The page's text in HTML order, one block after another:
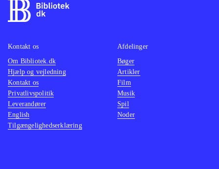
Kontakt os
Om Bibliotek.dk
Hjælp og vejledning
Kontakt os
Privatlivspolitik
Leverandører
English
Tilgængelighedserklæring
Afdelinger
Bøger
Artikler
Film
Musik
Spil
Noder